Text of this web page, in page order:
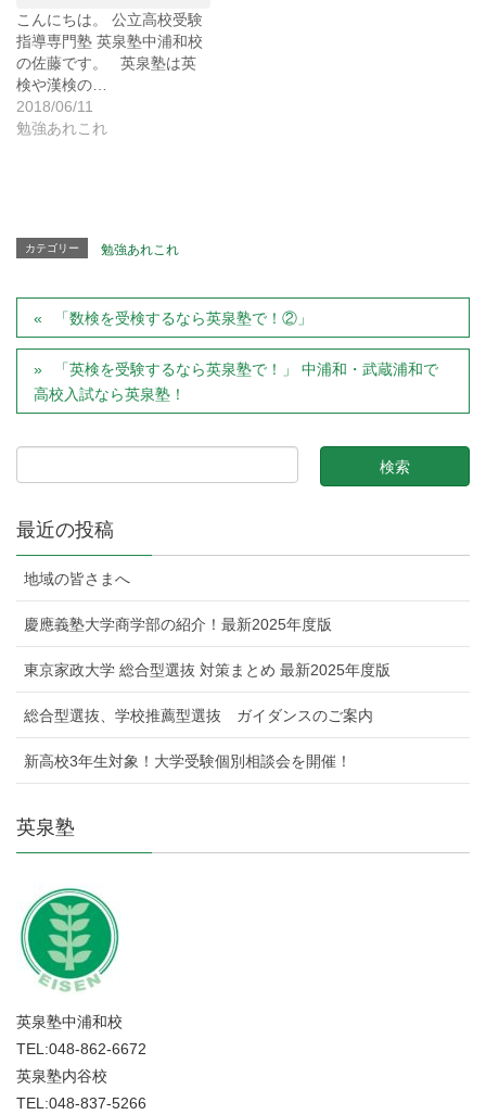
す
)
こんにちは。 公立高校受験
指導専門塾 英泉塾中浦和校
の佐藤です。 英泉塾は英
検や漢検の…
2018/06/11
勉強あれこれ
カテゴリー 勉強あれこれ
「数検を受検するなら英泉塾で！②」
「英検を受験するなら英泉塾で！」 中浦和・武蔵浦和で
高校入試なら英泉塾！
最近の投稿
地域の皆さまへ
慶應義塾大学商学部の紹介！最新2025年度版
東京家政大学 総合型選抜 対策まとめ 最新2025年度版
総合型選抜、学校推薦型選抜 ガイダンスのご案内
新高校3年生対象！大学受験個別相談会を開催！
英泉塾
英泉塾中浦和校
TEL:048-862-6672
英泉塾内谷校
TEL:048-837-5266